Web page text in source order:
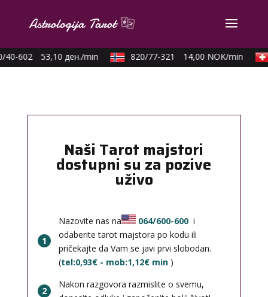
40-602 53,10 ден./min 820/77-321 14,00 NOK/min
Naši Tarot majstori
dostupni su za pozive
uživo
1
Nazovite nas na 064/600-600 i
odaberite tarot majstora po kodu ili
pričekajte da Vam se javi prvi slobodan.
(tel:0,93€ - mob:1,12€ min )
2
Nakon razgovora razmislite o svemu,